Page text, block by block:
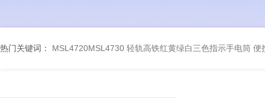
热门关键词： MSL4720MSL4730 轻轨高铁红黄绿白三色指示手电筒 便